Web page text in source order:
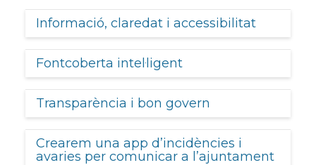
Informació, claredat i accessibilitat
Fontcoberta intel·ligent
Transparència i bon govern
Crearem una app d’incidències i
avaries per comunicar a l’ajuntament